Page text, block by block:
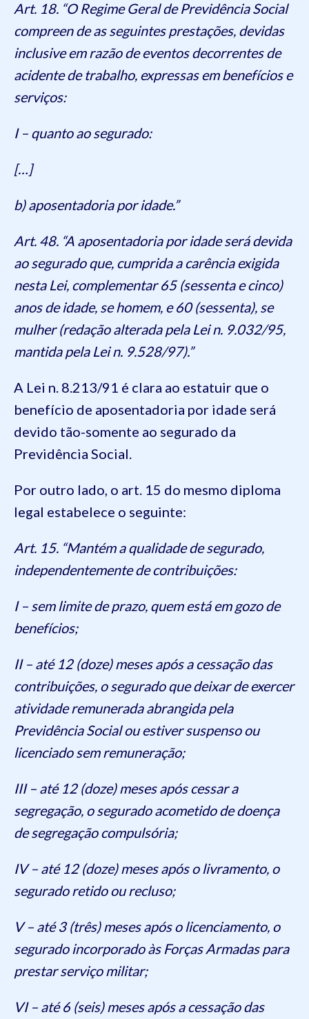
Art. 18. “O Regime Geral de Previdência Social
compreen de as seguintes prestações, devidas
inclusive em razão de eventos decorrentes de
acidente de trabalho, expressas em benefícios e
serviços:
I – quanto ao segurado:
[…]
b) aposentadoria por idade.”
Art. 48. “A aposentadoria por idade será devida
ao segurado que, cumprida a carência exigida
nesta Lei, complementar 65 (sessenta e cinco)
anos de idade, se homem, e 60 (sessenta), se
mulher (redação alterada pela Lei n. 9.032/95,
mantida pela Lei n. 9.528/97).”
A Lei n. 8.213/91 é clara ao estatuir que o
benefício de aposentadoria por idade será
devido tão-somente ao segurado da
Previdência Social.
Por outro lado, o art. 15 do mesmo diploma
legal estabelece o seguinte:
Art. 15. “Mantém a qualidade de segurado,
independentemente de contribuições:
I – sem limite de prazo, quem está em gozo de
benefícios;
II – até 12 (doze) meses após a cessação das
contribuições, o segurado que deixar de exercer
atividade remunerada abrangida pela
Previdência Social ou estiver suspenso ou
licenciado sem remuneração;
III – até 12 (doze) meses após cessar a
segregação, o segurado acometido de doença
de segregação compulsória;
IV – até 12 (doze) meses após o livramento, o
segurado retido ou recluso;
V – até 3 (três) meses após o licenciamento, o
segurado incorporado às Forças Armadas para
prestar serviço militar;
VI – até 6 (seis) meses após a cessação das